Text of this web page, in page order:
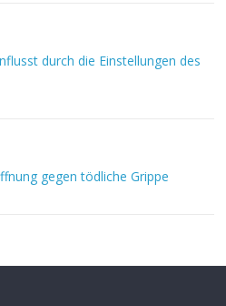
durch die Einstellungen des
gegen tödliche Grippe